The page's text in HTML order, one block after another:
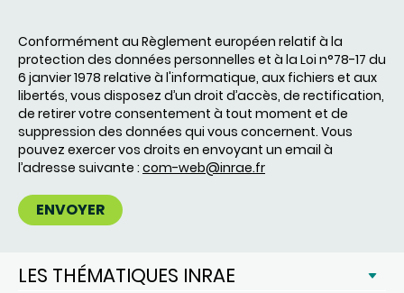
Conformément au Règlement européen relatif à la
protection des données personnelles et à la Loi n°78-17 du
6 janvier 1978 relative à l'informatique, aux fichiers et aux
libertés, vous disposez d’un droit d’accès, de rectification,
de retirer votre consentement à tout moment et de
suppression des données qui vous concernent. Vous
pouvez exercer vos droits en envoyant un email à
l’adresse suivante : com-web@inrae.fr
LES THÉMATIQUES INRAE